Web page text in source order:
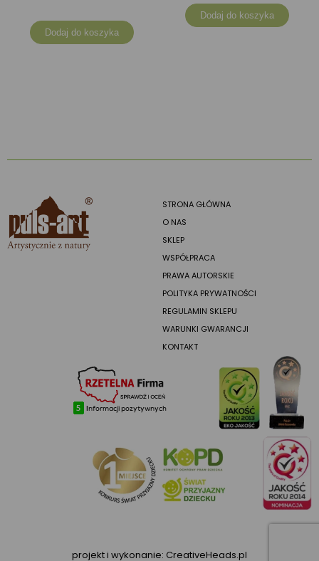
Dodaj do koszyka
Dodaj do koszyka
STRONA GŁÓWNA
O NAS
SKLEP
WSPÓŁPRACA
PRAWA AUTORSKIE
POLITYKA PRYWATNOŚCI
REGULAMIN SKLEPU
WARUNKI GWARANCJI
KONTAKT
projekt i wykonanie: CreativeHeads.pl